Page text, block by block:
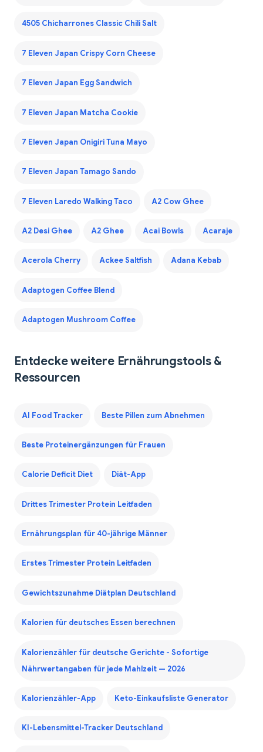
4505 Chicharrones Classic Chili Salt
7 Eleven Japan Crispy Corn Cheese
7 Eleven Japan Egg Sandwich
7 Eleven Japan Matcha Cookie
7 Eleven Japan Onigiri Tuna Mayo
7 Eleven Japan Tamago Sando
7 Eleven Laredo Walking Taco A2 Cow Ghee
A2 Desi Ghee A2 Ghee Acai Bowls Acaraje
Acerola Cherry Ackee Saltfish Adana Kebab
Adaptogen Coffee Blend
Adaptogen Mushroom Coffee
Entdecke weitere Ernährungstools &
Ressourcen
AI Food Tracker Beste Pillen zum Abnehmen
Beste Proteinergänzungen für Frauen
Calorie Deficit Diet Diät-App
Drittes Trimester Protein Leitfaden
Ernährungsplan für 40-jährige Männer
Erstes Trimester Protein Leitfaden
Gewichtszunahme Diätplan Deutschland
Kalorien für deutsches Essen berechnen
Kalorienzähler für deutsche Gerichte - Sofortige
Nährwertangaben für jede Mahlzeit — 2026
Kalorienzähler-App Keto-Einkaufsliste Generator
KI-Lebensmittel-Tracker Deutschland